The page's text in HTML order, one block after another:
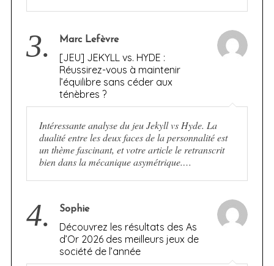
3. Marc Lefèvre
[JEU] JEKYLL vs. HYDE :
Réussirez-vous à maintenir
l’équilibre sans céder aux
ténèbres ?
Intéressante analyse du jeu Jekyll vs Hyde. La
dualité entre les deux faces de la personnalité est
un thème fascinant, et votre article le retranscrit
bien dans la mécanique asymétrique.…
4. Sophie
Découvrez les résultats des As
d’Or 2026 des meilleurs jeux de
société de l’année